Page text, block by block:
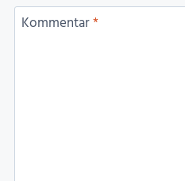
Kommentar*